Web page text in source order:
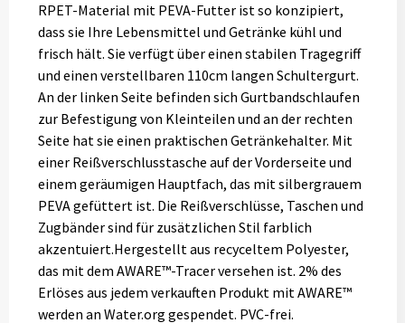
RPET-Material mit PEVA-Futter ist so konzipiert,
dass sie Ihre Lebensmittel und Getränke kühl und
frisch hält. Sie verfügt über einen stabilen Tragegriff
und einen verstellbaren 110cm langen Schultergurt.
An der linken Seite befinden sich Gurtbandschlaufen
zur Befestigung von Kleinteilen und an der rechten
Seite hat sie einen praktischen Getränkehalter. Mit
einer Reißverschlusstasche auf der Vorderseite und
einem geräumigen Hauptfach, das mit silbergrauem
PEVA gefüttert ist. Die Reißverschlüsse, Taschen und
Zugbänder sind für zusätzlichen Stil farblich
akzentuiert.Hergestellt aus recyceltem Polyester,
das mit dem AWARE™-Tracer versehen ist. 2% des
Erlöses aus jedem verkauften Produkt mit AWARE™
werden an Water.org gespendet. PVC-frei.